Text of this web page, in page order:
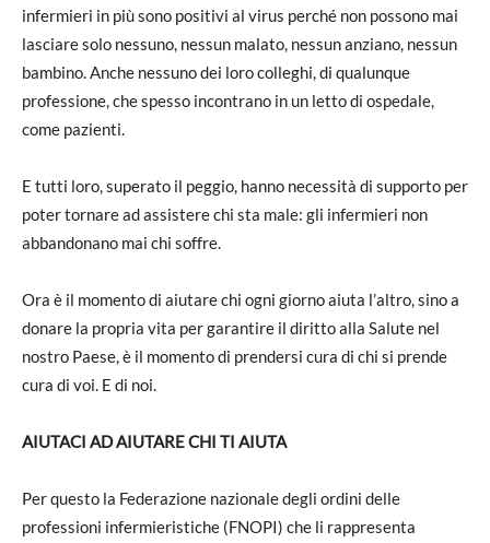
infermieri in più sono positivi al virus perché non possono mai
lasciare solo nessuno, nessun malato, nessun anziano, nessun
bambino. Anche nessuno dei loro colleghi, di qualunque
professione, che spesso incontrano in un letto di ospedale,
come pazienti.
E tutti loro, superato il peggio, hanno necessità di supporto per
poter tornare ad assistere chi sta male: gli infermieri non
abbandonano mai chi soffre.
Ora è il momento di aiutare chi ogni giorno aiuta l’altro, sino a
donare la propria vita per garantire il diritto alla Salute nel
nostro Paese, è il momento di prendersi cura di chi si prende
cura di voi. E di noi.
AIUTACI AD AIUTARE CHI TI AIUTA
Per questo la Federazione nazionale degli ordini delle
professioni infermieristiche (FNOPI) che li rappresenta